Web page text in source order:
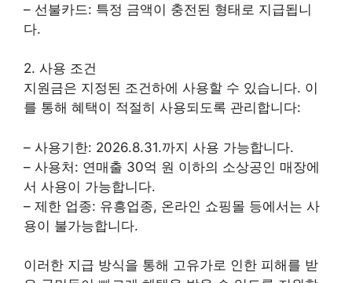
– 선불카드: 특정 금액이 충전된 형태로 지급됩니
다.
2. 사용 조건
지원금은 지정된 조건하에 사용할 수 있습니다. 이
를 통해 혜택이 적절히 사용되도록 관리합니다:
– 사용기한: 2026.8.31.까지 사용 가능합니다.
– 사용처: 연매출 30억 원 이하의 소상공인 매장에
서 사용이 가능합니다.
– 제한 업종: 유흥업종, 온라인 쇼핑몰 등에서는 사
용이 불가능합니다.
이러한 지급 방식을 통해 고유가로 인한 피해를 받